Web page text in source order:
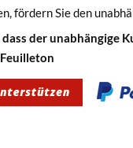
fördern Sie den
dass der unabhängige